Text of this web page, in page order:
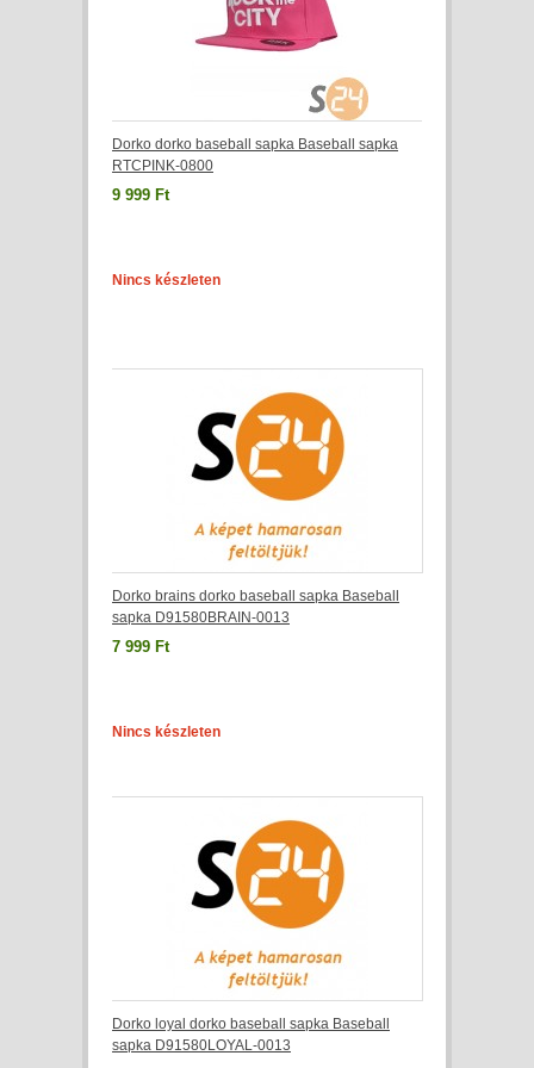
Dorko dorko baseball sapka Baseball sapka
RTCPINK-0800
9 999 Ft
Nincs készleten
Dorko brains dorko baseball sapka Baseball
sapka D91580BRAIN-0013
7 999 Ft
Nincs készleten
Dorko loyal dorko baseball sapka Baseball
sapka D91580LOYAL-0013